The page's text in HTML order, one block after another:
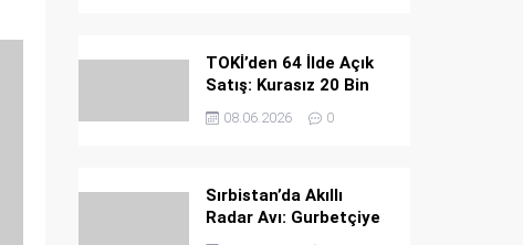
TOKİ’den 64 İlde Açık
Satış: Kurasız 20 Bin
Konut Fırsatı
08.06.2026 0
Sırbistan’da Akıllı
Radar Avı: Gurbetçiye
Ağır Ceza